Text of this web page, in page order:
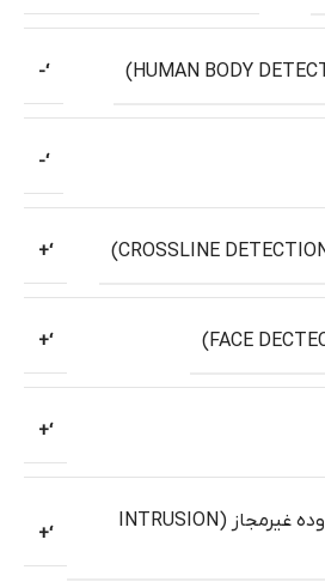
‘-
‘-
‘+
‘+
‘+
تشخیص ورود به محدوده غیرمجاز (INTRUSION
‘+